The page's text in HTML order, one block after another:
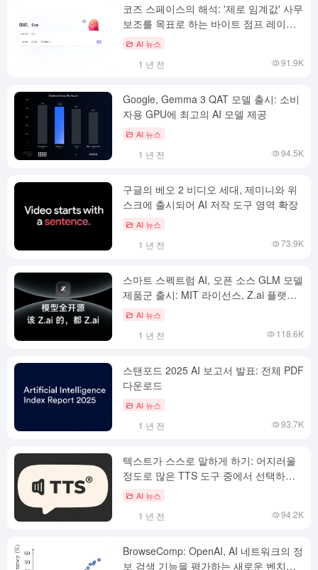
코즈 스페이스의 해석: '제로 임계값' 사무
보조를 목표로 하는 바이트 점프 레이아
웃 AI 에이전트
AI 뉴스
1 년 전 91.9K
Google, Gemma 3 QAT 모델 출시: 소비
자용 GPU에 최고의 AI 모델 제공
AI 뉴스
1 년 전 94.5K
구글의 베오 2 비디오 세대, 제미니와 위
스크에 출시되어 AI 저작 도구 영역 확장
AI 뉴스
1 년 전 73.9K
스마트 스펙트럼 AI, 오픈 소스 GLM 모델
제품군 출시: MIT 라이선스, Z.ai 플랫폼
및 고속 추론 서비스 공개
AI 뉴스
1 년 전 118.6K
스탠포드 2025 AI 보고서 발표: 전체 PDF
다운로드
AI 뉴스
1 년 전 93.7K
텍스트가 스스로 말하게 하기: 어지러울
정도로 많은 TTS 도구 중에서 선택하는
가장 좋은 방법은 무엇일까요?
AI 뉴스
1 년 전 94.2K
BrowseComp: OpenAI, AI 네트워크의 정
보 검색 기능을 평가하는 새로운 벤치마